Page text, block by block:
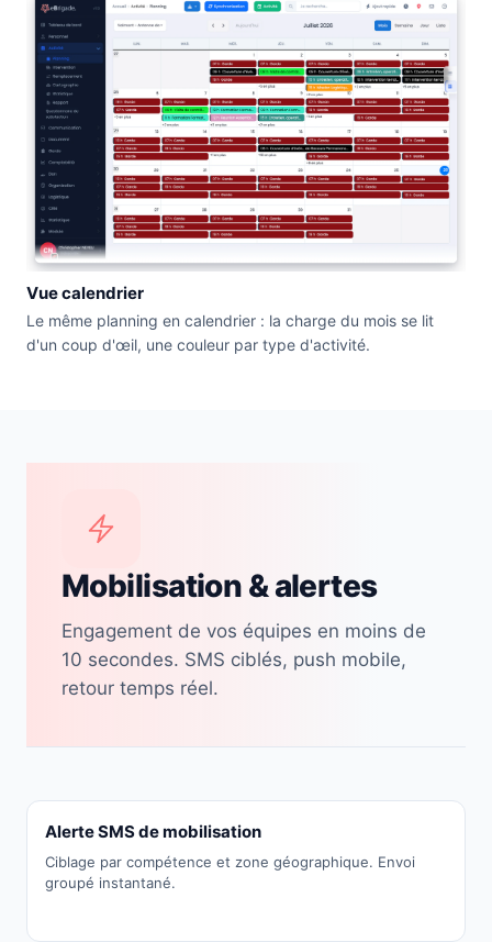
Vue calendrier
Le même planning en calendrier : la charge du mois se lit
d'un coup d'œil, une couleur par type d'activité.
Mobilisation & alertes
Engagement de vos équipes en moins de
10 secondes. SMS ciblés, push mobile,
retour temps réel.
Alerte SMS de mobilisation
Ciblage par compétence et zone géographique. Envoi
groupé instantané.